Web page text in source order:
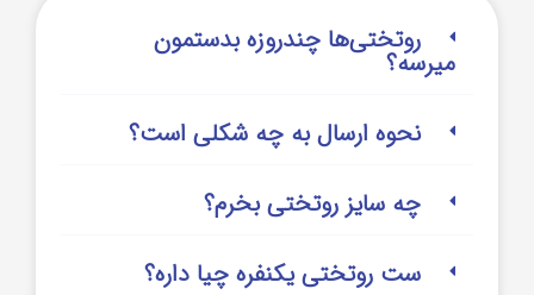
روتختی‌‌ها چندروزه بدستمون
میرسه؟
نحوه ارسال به چه شکلی است؟
چه سایز روتختی بخرم؟
ست روتختی یکنفره چیا داره؟